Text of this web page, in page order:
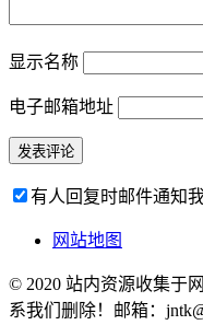
显示名称
电子邮箱地址
有人回复时邮件通知
网站地图
© 2020 站内资源收集于
系我们删除！邮箱：